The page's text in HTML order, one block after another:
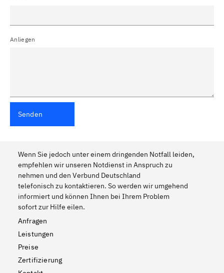
Anliegen
Senden
Wenn Sie jedoch unter einem dringenden Notfall leiden,
empfehlen wir unseren Notdienst in Anspruch zu
nehmen und den Verbund Deutschland
telefonisch zu kontaktieren. So werden wir umgehend
informiert und können Ihnen bei Ihrem Problem
sofort zur Hilfe eilen.
Anfragen
Leistungen
Preise
Zertifizierung